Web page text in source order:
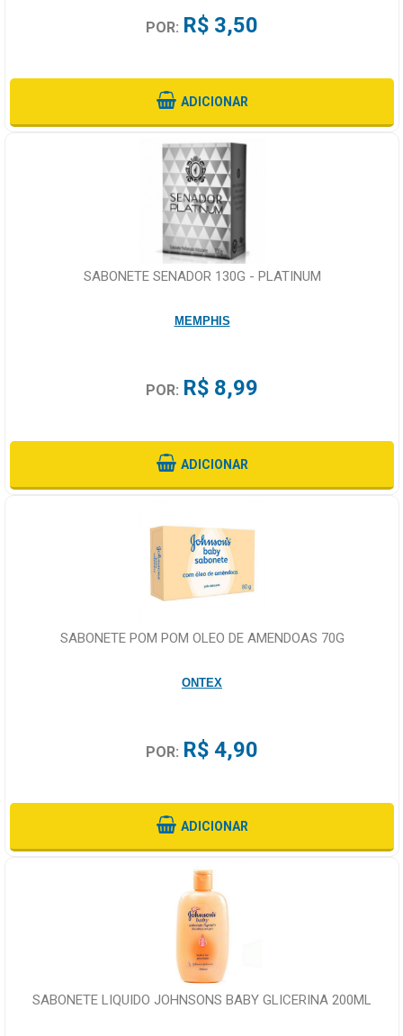
POR: R$ 3,50
ADICIONAR
SABONETE SENADOR 130G - PLATINUM
MEMPHIS
POR: R$ 8,99
ADICIONAR
SABONETE POM POM OLEO DE AMENDOAS 70G
ONTEX
POR: R$ 4,90
ADICIONAR
SABONETE LIQUIDO JOHNSONS BABY GLICERINA 200ML